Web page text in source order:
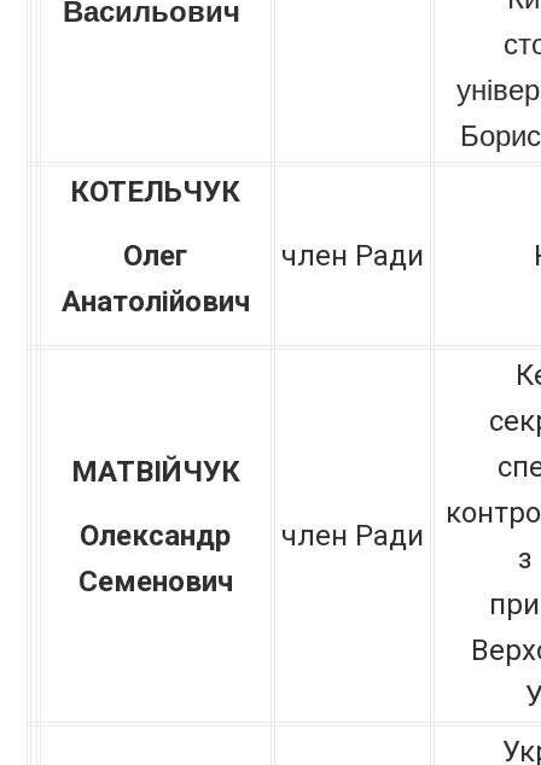
Васильович
КОТЕЛЬЧУК
Олег
Анатолійович
член Ради
МАТВІЙЧУК
Олександр
Семенович
член Ради
з